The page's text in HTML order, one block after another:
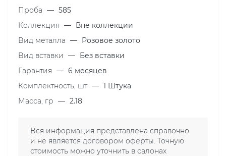
Проба — 585
Коллекция — Вне коллекции
Вид металла — Розовое золото
Вид вставки
— Без вставки
Гарантия — 6 месяцев
Комплектность, шт — 1 Штука
Масса, гр — 2.18
Вся информация представлена справочно
и не является договором оферты. Точную
стоимость можно уточнить в салонах